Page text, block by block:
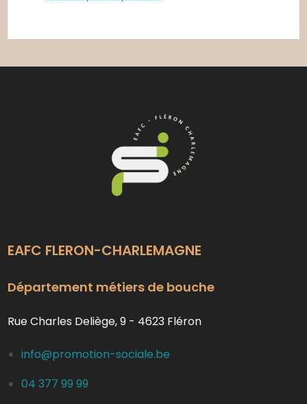
EAFC FLERON-CHARLEMAGNE
Département métiers de bouche
Rue Charles Deliège, 9 - 4623 Fléron
info@promotion-sociale.be
04 377 99 99